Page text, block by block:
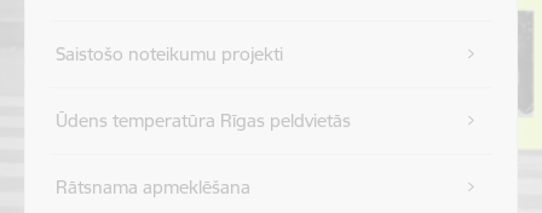
Saistošo noteikumu projekti
Ūdens temperatūra Rīgas peldvietās
Rātsnama apmeklēšana